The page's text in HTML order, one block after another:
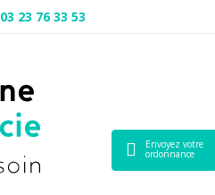
03 23 76 33 53
Envoyez votre
ordonnance